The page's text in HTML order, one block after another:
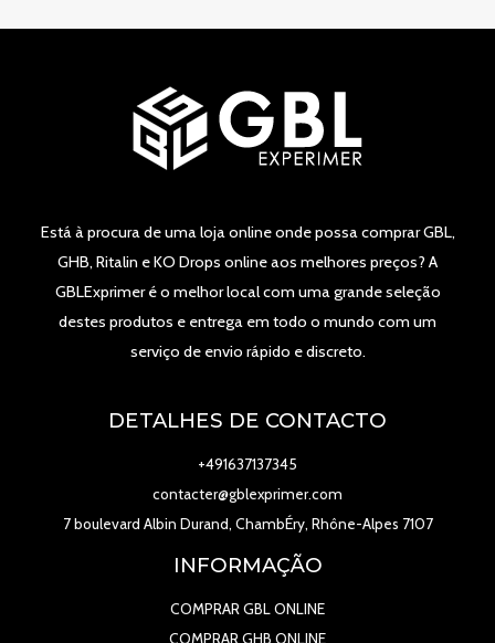
Está à procura de uma loja online onde possa comprar GBL,
GHB, Ritalin e KO Drops online aos melhores preços? A
GBLExprimer é o melhor local com uma grande seleção
destes produtos e entrega em todo o mundo com um
serviço de envio rápido e discreto.
DETALHES DE CONTACTO
+491637137345
contacter@gblexprimer.com
7 boulevard Albin Durand, ChambÉry, Rhône-Alpes 7107
INFORMAÇÃO
COMPRAR GBL ONLINE
COMPRAR GHB ONLINE